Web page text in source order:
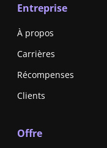
Entreprise
À propos
Carrières
Récompenses
Clients
Offre